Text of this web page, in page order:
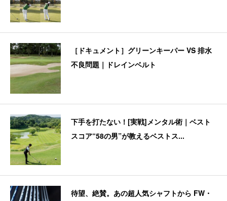
［ドキュメント］グリーンキーパー VS 排水
不良問題｜ドレインベルト
下手を打たない！[実戦]メンタル術｜ベスト
スコア“58の男”が教えるベストス...
待望、絶賛。あの超人気シャフトから FW・